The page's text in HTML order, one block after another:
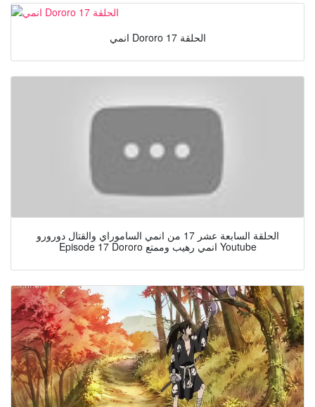
انمي Dororo الحلقة 17
الحلقة السابعة عشر 17 من انمي الساموراي والقتال دورورو
Episode 17 Dororo انمي رهيب وممتع Youtube